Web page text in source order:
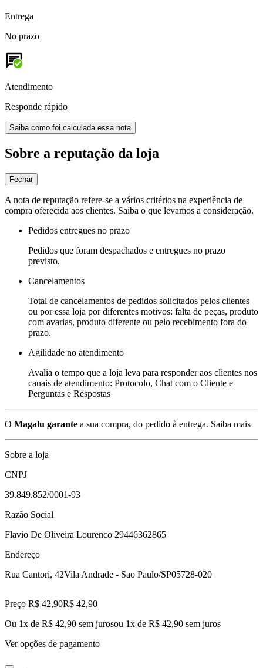
Entrega
No prazo
Atendimento
Responde rápido
Saiba como foi calculada essa nota
Sobre a reputação da loja
Fechar
A nota de reputação refere-se a vários critérios na experiência de
compra oferecida aos clientes. Saiba o que levamos a consideração.
Pedidos entregues no prazo
Pedidos que foram despachados e entregues no prazo
previsto.
Cancelamentos
Total de cancelamentos de pedidos solicitados pelos clientes
ou por essa loja por diferentes motivos: falta de peças, produto
com avarias, produto diferente ou pelo recebimento fora do
prazo.
Agilidade no atendimento
Avalia o tempo que a loja leva para responder aos clientes nos
canais de atendimento: Protocolo, Chat com o Cliente e
Perguntas e Respostas
O Magalu garante a sua compra, do pedido à entrega. Saiba mais
Sobre a loja
CNPJ
39.849.852/0001-93
Razão Social
Flavio De Oliveira Lourenco 29446362865
Endereço
Rua Cantori, 42Vila Andrade - Sao Paulo/SP05728-020
Preço R$ 42,90R$ 42,90
Ou 1x de R$ 42,90 sem jurosou 1x de R$ 42,90 sem juros
Ver opções de pagamento